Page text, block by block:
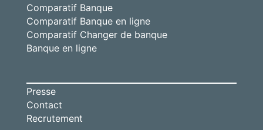
Comparatif Banque
Comparatif Banque en ligne
Comparatif Changer de banque
Banque en ligne
Presse
Contact
Recrutement